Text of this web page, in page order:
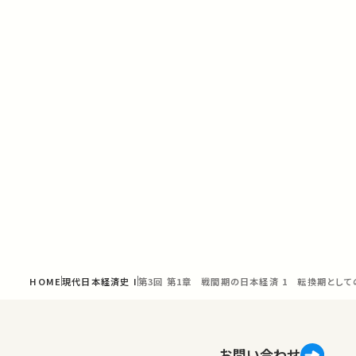
HOME現代日本経済史 I第3回 第1章 戦間期の日本経済 1 転換期として